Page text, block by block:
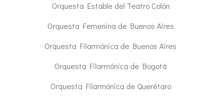
Orquesta Estable del Teatro Colón
Orquesta Femenina de Buenos Aires
Orquesta Filarmónica de Buenos Aires
Orquesta Filarmónica de Bogotá
Orquesta Filarmónica de Querétaro